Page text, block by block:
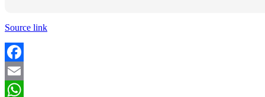
Source link
Facebook
Email